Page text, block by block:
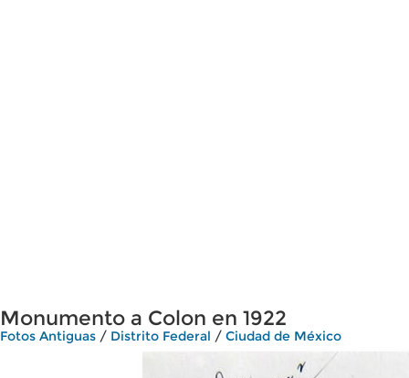
Monumento a Colon en 1922
Fotos Antiguas / Distrito Federal / Ciudad de México